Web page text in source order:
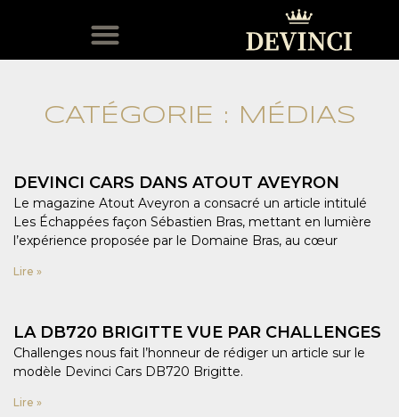
CATÉGORIE : MÉDIAS
DEVINCI CARS DANS ATOUT AVEYRON
Le magazine Atout Aveyron a consacré un article intitulé
Les Échappées façon Sébastien Bras, mettant en lumière
l’expérience proposée par le Domaine Bras, au cœur
Lire »
LA DB720 BRIGITTE VUE PAR CHALLENGES
Challenges nous fait l’honneur de rédiger un article sur le
modèle Devinci Cars DB720 Brigitte.
Lire »